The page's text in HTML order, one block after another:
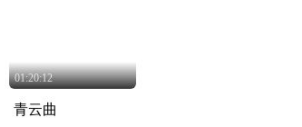
01:20:12
青云曲